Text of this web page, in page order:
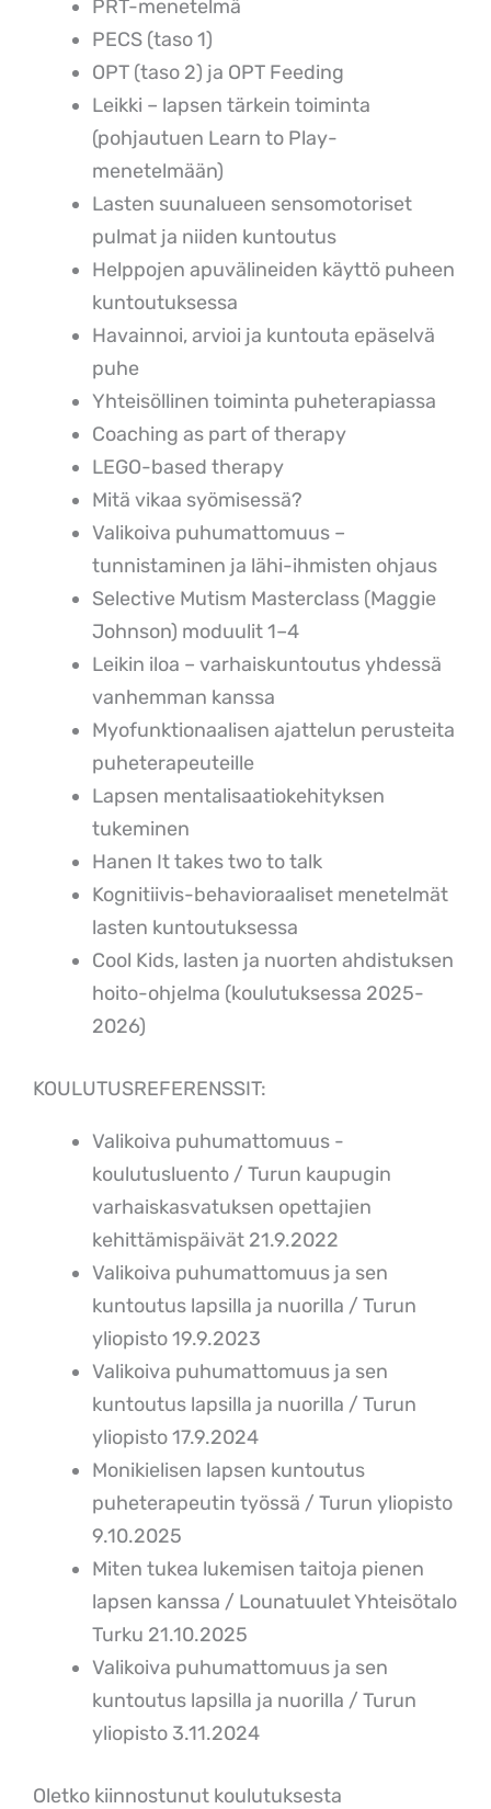
PRT-menetelmä
PECS (taso 1)
OPT (taso 2) ja OPT Feeding
Leikki – lapsen tärkein toiminta
(pohjautuen Learn to Play-
menetelmään)
Lasten suunalueen sensomotoriset
pulmat ja niiden kuntoutus
Helppojen apuvälineiden käyttö puheen
kuntoutuksessa
Havainnoi, arvioi ja kuntouta epäselvä
puhe
Yhteisöllinen toiminta puheterapiassa
Coaching as part of therapy
LEGO-based therapy
Mitä vikaa syömisessä?
Valikoiva puhumattomuus –
tunnistaminen ja lähi-ihmisten ohjaus
Selective Mutism Masterclass (Maggie
Johnson) moduulit 1–4
Leikin iloa – varhaiskuntoutus yhdessä
vanhemman kanssa
Myofunktionaalisen ajattelun perusteita
puheterapeuteille
Lapsen mentalisaatiokehityksen
tukeminen
Hanen It takes two to talk
Kognitiivis-behavioraaliset menetelmät
lasten kuntoutuksessa
Cool Kids, lasten ja nuorten ahdistuksen
hoito-ohjelma (koulutuksessa 2025-
2026)
KOULUTUSREFERENSSIT:
Valikoiva puhumattomuus -
koulutusluento / Turun kaupugin
varhaiskasvatuksen opettajien
kehittämispäivät 21.9.2022
Valikoiva puhumattomuus ja sen
kuntoutus lapsilla ja nuorilla / Turun
yliopisto 19.9.2023
Valikoiva puhumattomuus ja sen
kuntoutus lapsilla ja nuorilla / Turun
yliopisto 17.9.2024
Monikielisen lapsen kuntoutus
puheterapeutin työssä / Turun yliopisto
9.10.2025
Miten tukea lukemisen taitoja pienen
lapsen kanssa / Lounatuulet Yhteisötalo
Turku 21.10.2025
Valikoiva puhumattomuus ja sen
kuntoutus lapsilla ja nuorilla / Turun
yliopisto 3.11.2024
Oletko kiinnostunut koulutuksesta